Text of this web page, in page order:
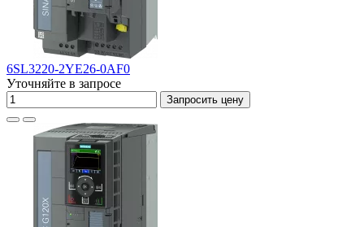
6SL3220-2YE26-0AF0
Уточняйте в запросе
Запросить цену